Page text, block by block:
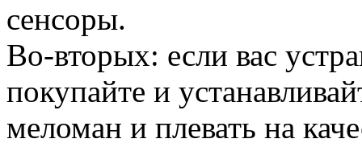
сенсоры.
Во-вторых: если вас
покупайте и
меломан и плевать на